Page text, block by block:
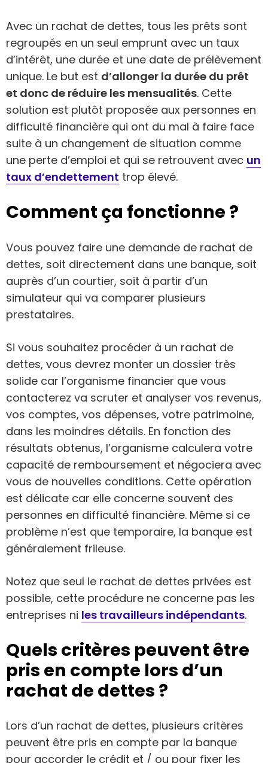
Avec un rachat de dettes, tous les prêts sont
regroupés en un seul emprunt avec un taux
d’intérêt, une durée et une date de prélèvement
unique. Le but est d’allonger la durée du prêt
et donc de réduire les mensualités. Cette
solution est plutôt proposée aux personnes en
difficulté financière qui ont du mal à faire face
suite à un changement de situation comme
une perte d’emploi et qui se retrouvent avec un
taux d’endettement trop élevé.
Comment ça fonctionne ?
Vous pouvez faire une demande de rachat de
dettes, soit directement dans une banque, soit
auprès d’un courtier, soit à partir d’un
simulateur qui va comparer plusieurs
prestataires.
Si vous souhaitez procéder à un rachat de
dettes, vous devrez monter un dossier très
solide car l’organisme financier que vous
contacterez va scruter et analyser vos revenus,
vos comptes, vos dépenses, votre patrimoine,
dans les moindres détails. En fonction des
résultats obtenus, l’organisme calculera votre
capacité de remboursement et négociera avec
vous de nouvelles conditions. Cette opération
est délicate car elle concerne souvent des
personnes en difficulté financière. Même si ce
problème n’est que temporaire, la banque est
généralement frileuse.
Notez que seul le rachat de dettes privées est
possible, cette procédure ne concerne pas les
entreprises ni les travailleurs indépendants.
Quels critères peuvent être
pris en compte lors d’un
rachat de dettes ?
Lors d’un rachat de dettes, plusieurs critères
peuvent être pris en compte par la banque
pour accorder le crédit et / ou pour fixer les